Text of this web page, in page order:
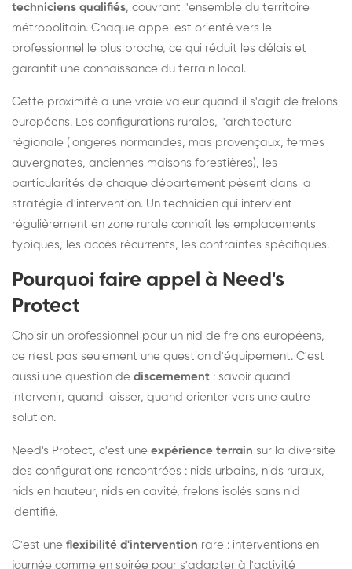
techniciens qualifiés, couvrant l'ensemble du territoire
métropolitain. Chaque appel est orienté vers le
professionnel le plus proche, ce qui réduit les délais et
garantit une connaissance du terrain local.
Cette proximité a une vraie valeur quand il s'agit de frelons
européens. Les configurations rurales, l'architecture
régionale (longères normandes, mas provençaux, fermes
auvergnates, anciennes maisons forestières), les
particularités de chaque département pèsent dans la
stratégie d'intervention. Un technicien qui intervient
régulièrement en zone rurale connaît les emplacements
typiques, les accès récurrents, les contraintes spécifiques.
Pourquoi faire appel à Need's
Protect
Choisir un professionnel pour un nid de frelons européens,
ce n'est pas seulement une question d'équipement. C'est
aussi une question de discernement : savoir quand
intervenir, quand laisser, quand orienter vers une autre
solution.
Need's Protect, c'est une expérience terrain sur la diversité
des configurations rencontrées : nids urbains, nids ruraux,
nids en hauteur, nids en cavité, frelons isolés sans nid
identifié.
C'est une flexibilité d'intervention rare : interventions en
journée comme en soirée pour s'adapter à l'activité